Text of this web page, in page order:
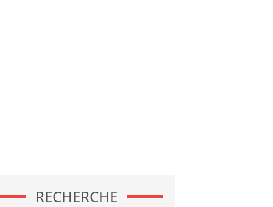
RECHERCHE